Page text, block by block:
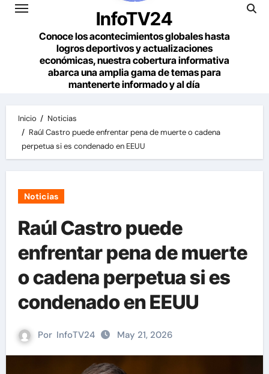
InfoTV24
Conoce los acontecimientos globales hasta
logros deportivos y actualizaciones
económicas, nuestra cobertura informativa
abarca una amplia gama de temas para
mantenerte informado y al día
Inicio
Noticias
Raúl Castro puede enfrentar pena de muerte o cadena
perpetua si es condenado en EEUU
Noticias
Raúl Castro puede
enfrentar pena de muerte
o cadena perpetua si es
condenado en EEUU
Por InfoTV24 May 21, 2026